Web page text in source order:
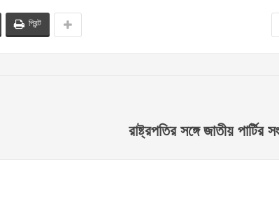
প্রিন্ট
রাষ্ট্রপতির সঙ্গে জাতীয়